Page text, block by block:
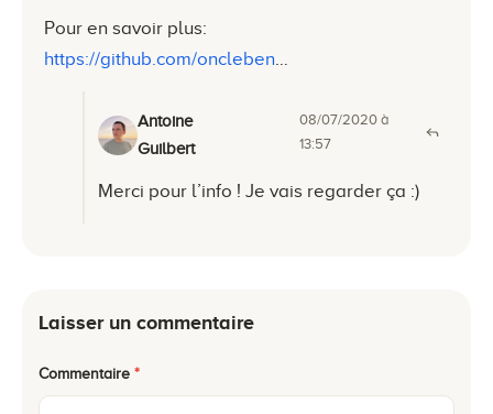
Pour en savoir plus:
https://github.com/oncleben…
Antoine
Guilbert
08/07/2020 à
13:57
Merci pour l’info ! Je vais regarder ça :)
Laisser un commentaire
Commentaire *